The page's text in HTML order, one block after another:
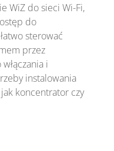
WiZ do sieci Wi-Fi,
do
sterować
przez
i
instalowania
koncentrator czy